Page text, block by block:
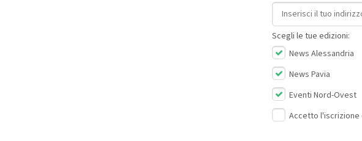
Indirizzo email
Scegli le tue edizioni:
News Alessandria
News Pavia
Eventi Nord-Ovest
Accetto l'iscrizione